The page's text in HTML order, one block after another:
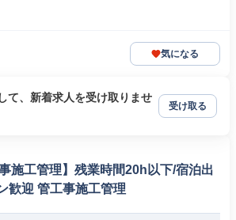
気になる
て、新着求人を受け取りませ
受け取る
施工管理】残業時間20h以下/宿泊出
歓迎 管工事施工管理